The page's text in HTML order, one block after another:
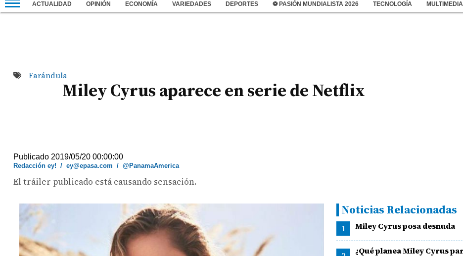
ACTUALIDAD OPINIÓN ECONOMÍA VARIEDADES DEPORTES ⚽ PASIÓN MUNDIALISTA 2026 TECNOLOGÍA MULTIMEDIA
Farándula
Miley Cyrus aparece en serie de Netflix
Publicado 2019/05/20 00:00:00
Redacción ey! /ey@epasa.com /@PanamaAmerica
El tráiler publicado está causando sensación.
Noticias Relacionadas
1 Miley Cyrus posa desnuda
¿Qué planea Miley Cyrus